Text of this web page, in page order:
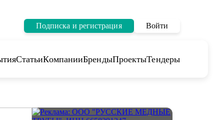
Подписка и регистрация Войти
СтатьиКомпанииБрендыПроектыТендеры